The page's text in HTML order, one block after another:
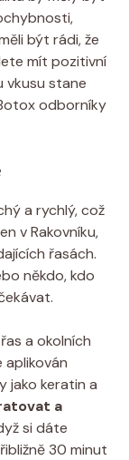
být rádi, že
mít pozitivní
vkusu stane
odborníky
a rychlý, což
v Rakovníku,
řasách.
někdo, kdo
a okolních
aplikován
jako keratin a
a
si dáte
30 minut